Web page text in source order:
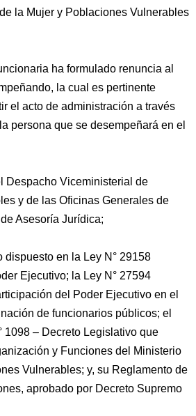
la Mujer y Poblaciones Vulnerables
ha formulado renuncia al
la cual es pertinente
el acto de administración a través
persona que se desempeñará en el
Despacho Viceministerial de
y de las Oficinas Generales de
Asesoría Jurídica;
dispuesto en la Ley N° 29158
Ejecutivo; la Ley N° 27594
del Poder Ejecutivo en el
de funcionarios públicos; el
1098 – Decreto Legislativo que
y Funciones del Ministerio
Vulnerables; y, su Reglamento de
aprobado por Decreto Supremo